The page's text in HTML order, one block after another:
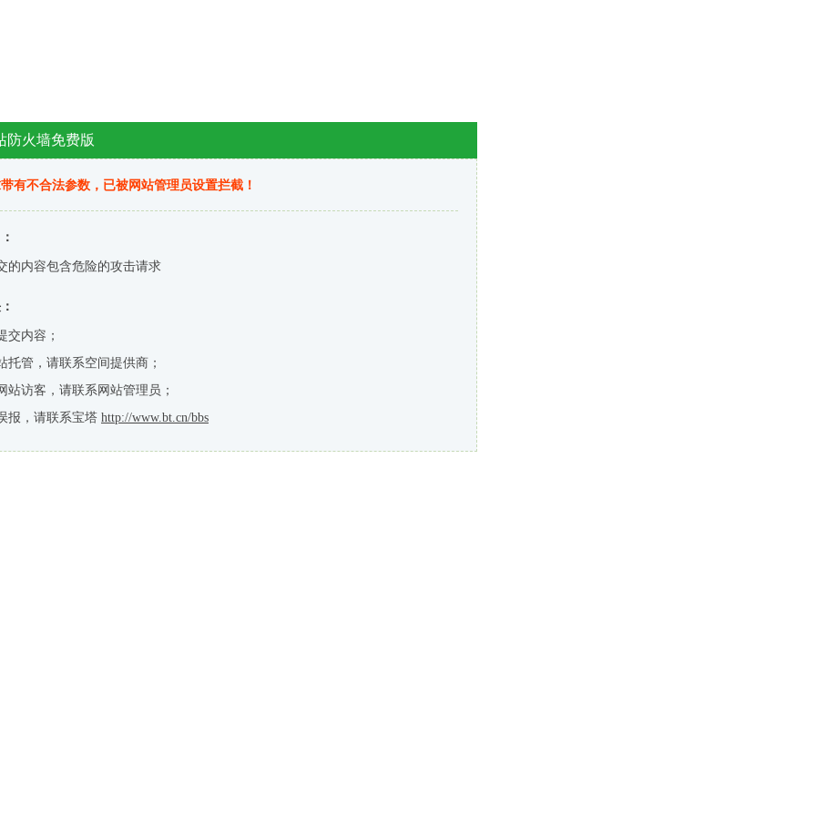
防火墙免费版
有不合法参数，已被网站管理员设置拦截！
的内容包含危险的攻击请求
交内容；
托管，请联系空间提供商；
站访客，请联系网站管理员；
报，请联系宝塔 http://www.bt.cn/bbs